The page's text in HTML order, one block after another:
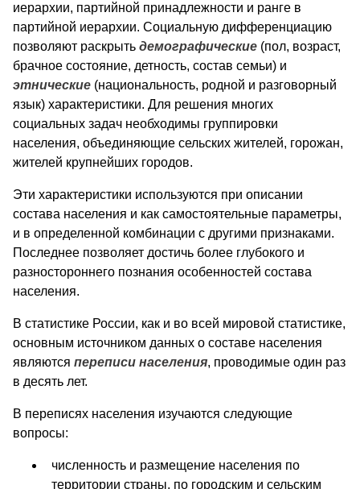
иерархии, партийной принадлежности и ранге в
партийной иерархии. Социальную дифференциацию
позволяют раскрыть демографические (пол, возраст,
брачное состояние, детность, состав семьи) и
этнические (национальность, родной и разговорный
язык) характеристики. Для решения многих
социальных задач необходимы группировки
населения, объединяющие сельских жителей, горожан,
жителей крупнейших городов.
Эти характеристики используются при описании
состава населения и как самостоятельные параметры,
и в определенной комбинации с другими признаками.
Последнее позволяет достичь более глубокого и
разностороннего познания особенностей состава
населения.
В статистике России, как и во всей мировой статистике,
основным источником данных о составе населения
являются переписи населения, проводимые один раз
в десять лет.
В переписях населения изучаются следующие
вопросы:
численность и размещение населения по
территории страны, по городским и сельским